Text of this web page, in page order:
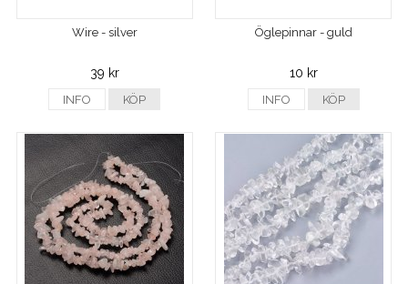
Wire - silver
39 kr
INFO KÖP
Öglepinnar - guld
10 kr
INFO KÖP